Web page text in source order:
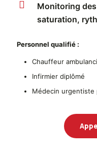
Monitoring
saturation,
Personnel qualifié :
Chauffeur
Infirmier diplômé
Médecin urgentiste